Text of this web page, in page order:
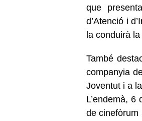
que
d’Atenció i
la conduirà
També
companyia
Joventut i a
L’endemà,
de cinefòrum